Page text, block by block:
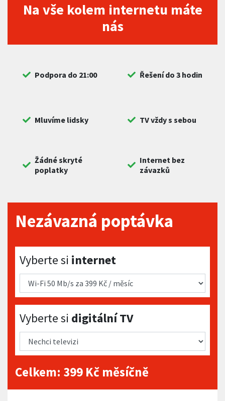
Na vše kolem internetu máte
nás
Podpora do 21:00 Řešení do 3 hodin
Mluvíme lidsky TV vždy s sebou
Žádné skryté
poplatky
Internet bez
závazků
Nezávazná poptávka
Vyberte si internet
Vyberte si internet
Vyberte si digitální TV
Vyberte si digitální TV
Celkem: 399 Kč měsíčně